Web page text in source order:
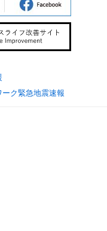
ク緊急地震速報